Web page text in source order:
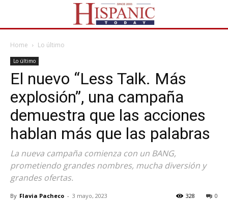
Home Lo último
Lo último
El nuevo “Less Talk. Más
explosión”, una campaña
demuestra que las acciones
hablan más que las palabras
La nueva campaña comienza con un BANG,
prometiendo grandes nombres, mucha diversión y
grandes ofertas.
By Flavia Pacheco - 3 mayo, 2023 0
328